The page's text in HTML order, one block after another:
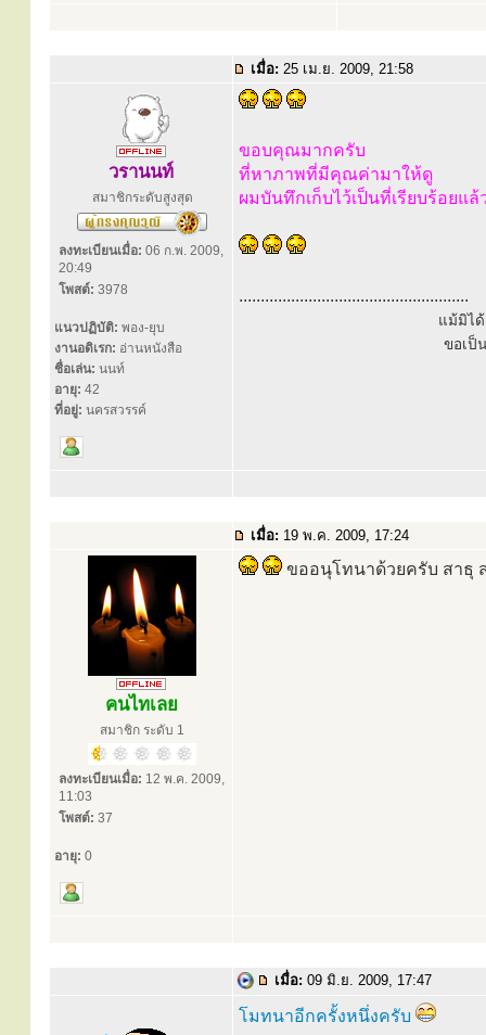
เมื่อ: 25 เม.ย. 2009, 21:58
วรานนท์
สมาชิกระดับสูงสุด
ลงทะเบียนเมื่อ: 06 ก.พ. 2009,
20:49
โพสต์: 3978
แนวปฏิบัติ: พอง-ยุบ
งานอดิเรก: อ่านหนังสือ
ชื่อเล่น: นนท์
อายุ: 42
ที่อยู่: นครสวรรค์
ขอบคุณมากครับ
ที่หาภาพที่มีคุณค่ามาให้ดู
ผมบันทึกเก็บไว้เป็นที่เรียบร้อยแล้
.....................................................
แม้มิได้
ขอเป็
เมื่อ: 19 พ.ค. 2009, 17:24
คนไทเลย
สมาชิก ระดับ 1
ลงทะเบียนเมื่อ: 12 พ.ค. 2009,
11:03
โพสต์: 37
อายุ: 0
ขออนุโทนาด้วยครับ สาธุ
เมื่อ: 09 มิ.ย. 2009, 17:47
โมทนาอีกครั้งหนึ่งครับ